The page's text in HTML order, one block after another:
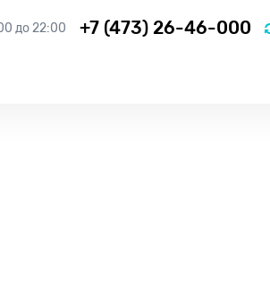
до 22:00 +7 (473) 26-46-000